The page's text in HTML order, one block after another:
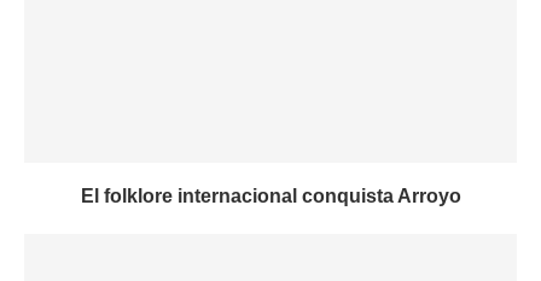
El folklore internacional conquista Arroyo